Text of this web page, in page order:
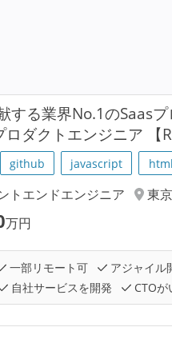
する業界No.1のSaas
ダクトエンジニア 【
github javascript html
トエンドエンジニア
東京
万円
一部リモート可 アジャイル
自社サービスを開発 CTOが